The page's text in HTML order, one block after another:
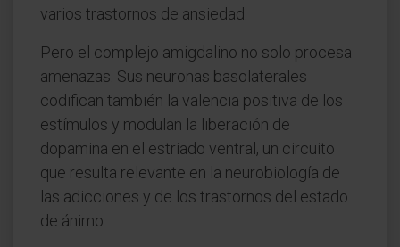
varios trastornos de ansiedad.
Pero el complejo amigdalino no solo procesa
amenazas. Sus neuronas basolaterales
codifican también la valencia positiva de los
estímulos y modulan la liberación de
dopamina en el estriado ventral, un circuito
que resulta relevante en la neurobiología de
las adicciones y de los trastornos del estado
de ánimo.